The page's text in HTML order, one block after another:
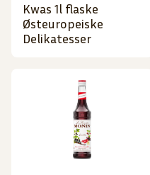
Kwas 1l flaske
Østeuropeiske
Delikatesser